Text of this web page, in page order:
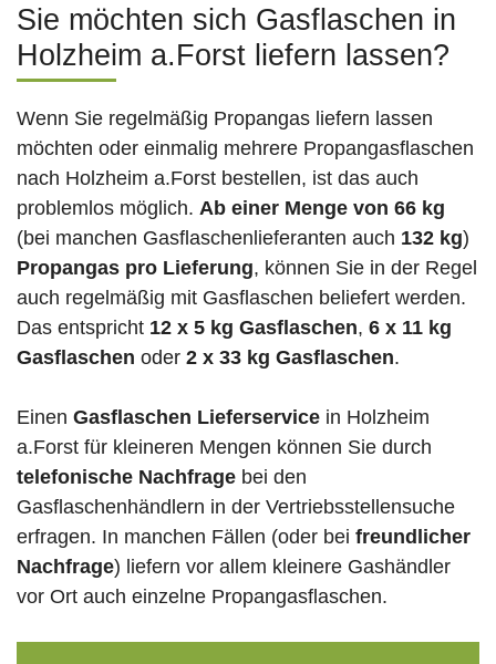
Sie möchten sich Gasflaschen in
Holzheim a.Forst liefern lassen?
Wenn Sie regelmäßig Propangas liefern lassen
möchten oder einmalig mehrere Propangasflaschen
nach Holzheim a.Forst bestellen, ist das auch
problemlos möglich. Ab einer Menge von 66 kg
(bei manchen Gasflaschenlieferanten auch 132 kg)
Propangas pro Lieferung, können Sie in der Regel
auch regelmäßig mit Gasflaschen beliefert werden.
Das entspricht 12 x 5 kg Gasflaschen, 6 x 11 kg
Gasflaschen oder 2 x 33 kg Gasflaschen.
Einen Gasflaschen Lieferservice in Holzheim
a.Forst für kleineren Mengen können Sie durch
telefonische Nachfrage bei den
Gasflaschenhändlern in der Vertriebsstellensuche
erfragen. In manchen Fällen (oder bei freundlicher
Nachfrage) liefern vor allem kleinere Gashändler
vor Ort auch einzelne Propangasflaschen.